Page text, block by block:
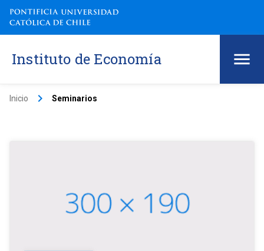
Instituto de Economía
Inicio keyboard_arrow_right Seminarios